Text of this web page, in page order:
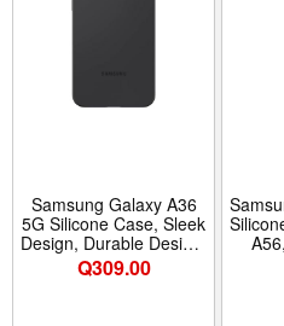
Samsung Galaxy A36
5G Silicone Case, Sleek
Design, Durable Design,
Black, EF-
PA366CBEGUS -
Q309.00
de